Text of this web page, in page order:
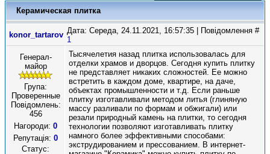
Керамическая плитка
konor_tartarov Дата: Середа, 24.11.2021, 16:57:35 | Повідомлення #
1
Генерал-
майор
Група:
Проверенные
Повідомлень:
456
Нагороди: 0
Репутація: 0
Статус:
Тысячелетия назад плитка использовалась для
отделки храмов и дворцов. Сегодня купить плитку
не представляет никаких сложностей. Ее можно
встретить в каждом доме, квартире, на даче,
объектах промышленности и т.д. Если раньше
плитку изготавливали методом литья (глиняную
массу разливали по формам и обжигали) или
резали природный камень на плитки, то сегодня
технологии позволяют изготавливать плитку
намного более эффективными способами:
экструдированием и прессованием. В интернет-